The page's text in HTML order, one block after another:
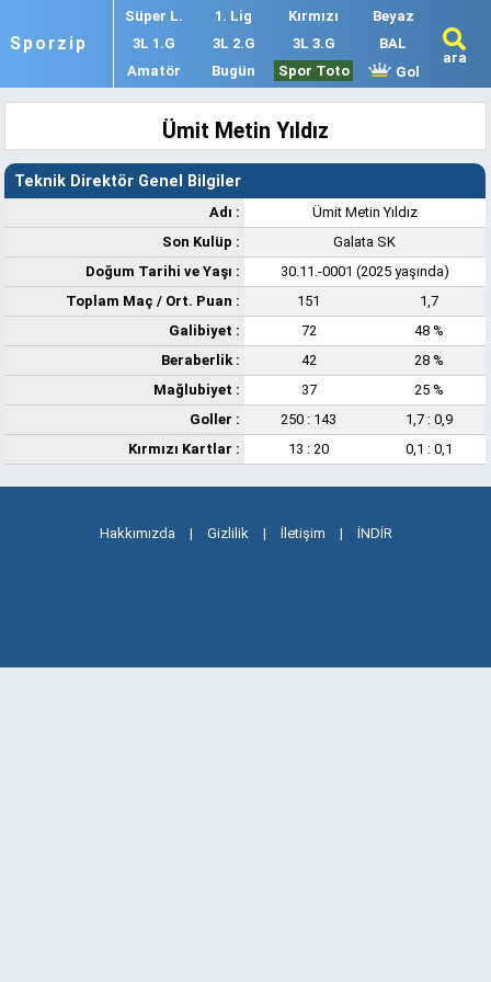
Sporzip
Süper L. 1. Lig Kırmızı
Beyaz
3L 1.G
3L 2.G 3L 3.G
BAL
Amatör
Bugün Spor Toto Gol
ara
Ümit Metin Yıldız
Teknik Direktör Genel Bilgiler
Adı :
Ümit Metin Yıldız
Son Kulüp :
Galata SK
Doğum Tarihi ve Yaşı :
30.11.-0001 (2025 yaşında)
Toplam Maç / Ort. Puan : 151
1,7
Galibiyet :
72
48 %
Beraberlik :
42
28 %
Mağlubiyet :
37
25 %
Goller :
250 : 143
1,7 : 0,9
Kırmızı Kartlar :
13 : 20 0,1 : 0,1
Hakkımızda | Gizlilik | İletişim | İNDİR